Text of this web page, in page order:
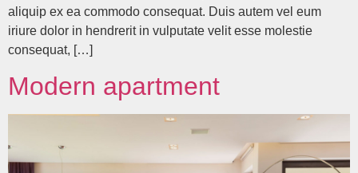
aliquip ex ea commodo consequat. Duis autem vel eum
iriure dolor in hendrerit in vulputate velit esse molestie
consequat, […]
Modern apartment